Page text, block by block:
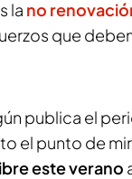
la no
que
publica el
el punto de
este verano